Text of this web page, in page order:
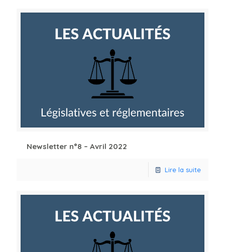
Newsletter n°8 – Avril 2022
Lire la suite